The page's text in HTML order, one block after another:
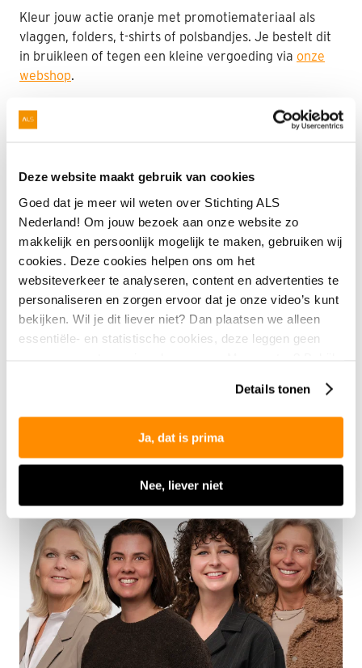
Deze website maakt gebruik van cookies
Goed dat je meer wil weten over Stichting ALS
Nederland! Om jouw bezoek aan onze website zo
makkelijk en persoonlijk mogelijk te maken, gebruiken wij
cookies. Deze cookies helpen ons om het
websiteverkeer te analyseren, content en advertenties te
personaliseren en zorgen ervoor dat je onze video’s kunt
bekijken. Wil je dit liever niet? Dan plaatsen we alleen
essentiële- en statistische cookies, deze leggen geen
Details tonen
Ja, dat is prima
Nee, liever niet
Kleur jouw actie oranje met promotiemateriaal als
vlaggen, folders, t-shirts of polsbandjes. Je bestelt dit
in bruikleen of tegen een kleine vergoeding via onze
webshop.
Tip!
Voor sommige acties, waarbij mensen direct aan
jou betalen, heb je niet per se een actiepagina
nodig. Meld je actie in dit geval welhier aan,
zodat we je kunnen helpen deze tot een succes
te maken.